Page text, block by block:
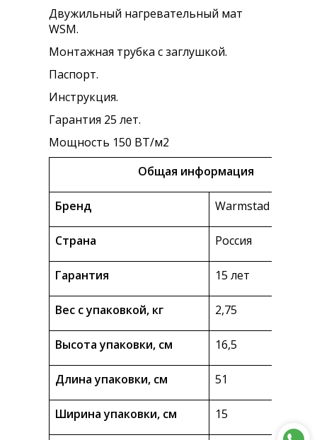
Двужильный нагревательный мат
WSМ.
Монтажная трубка с заглушкой.
Паспорт.
Инструкция.
Гарантия 25 лет.
Мощность 150 ВТ/м2
Общая информация
Бренд Warmstad
Страна Россия
Гарантия 15 лет
Вес с упаковкой, кг 2,75
Высота упаковки, см 16,5
Длина упаковки, см 51
Ширина упаковки, см 15